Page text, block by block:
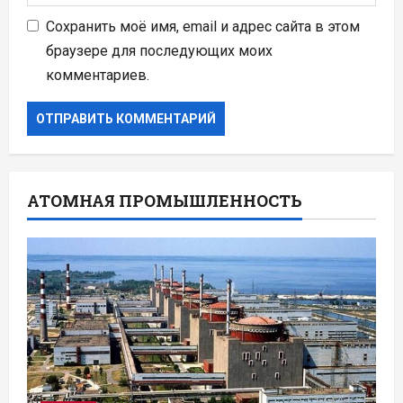
Сохранить моё имя, email и адрес сайта в этом
браузере для последующих моих
комментариев.
АТОМНАЯ ПРОМЫШЛЕННОСТЬ